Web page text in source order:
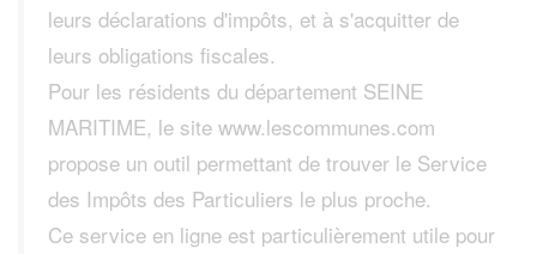
leurs déclarations d'impôts, et à s'acquitter de
leurs obligations fiscales.
Pour les résidents du département SEINE
MARITIME, le site www.lescommunes.com
propose un outil permettant de trouver le Service
des Impôts des Particuliers le plus proche.
Ce service en ligne est particulièrement utile pour